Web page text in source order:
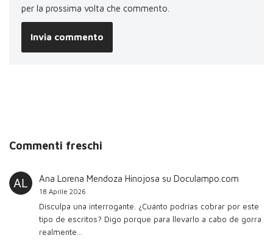
per la prossima volta che commento.
Commenti freschi
Ana Lorena Mendoza Hinojosa su Doculampo.com
18 Aprile 2026
Disculpa una interrogante. ¿Cuánto podrías cobrar por este
tipo de escritos? Digo porque para llevarlo a cabo de gorra
realmente…